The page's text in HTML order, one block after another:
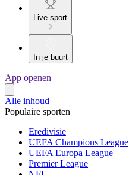
Live sport
In je buurt
App openen
Alle inhoud
Populaire sporten
Eredivisie
UEFA Champions League
UEFA Europa League
Premier League